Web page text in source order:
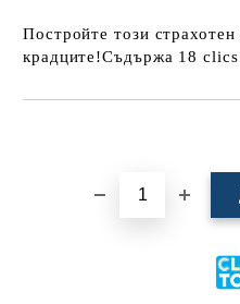
Постройте този
крадците!Съдържа 18 clics